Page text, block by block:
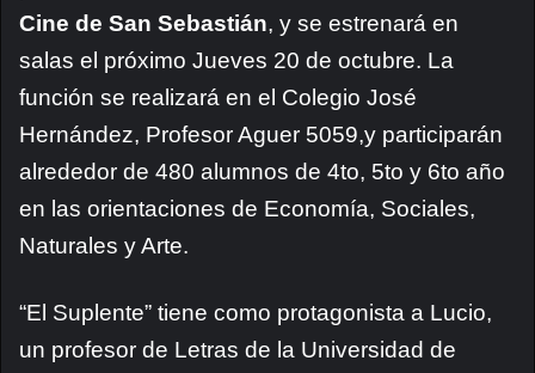
Cine de San Sebastián, y se estrenará en
salas el próximo Jueves 20 de octubre. La
función se realizará en el Colegio José
Hernández, Profesor Aguer 5059,y participarán
alrededor de 480 alumnos de 4to, 5to y 6to año
en las orientaciones de Economía, Sociales,
Naturales y Arte.
“El Suplente” tiene como protagonista a Lucio,
un profesor de Letras de la Universidad de